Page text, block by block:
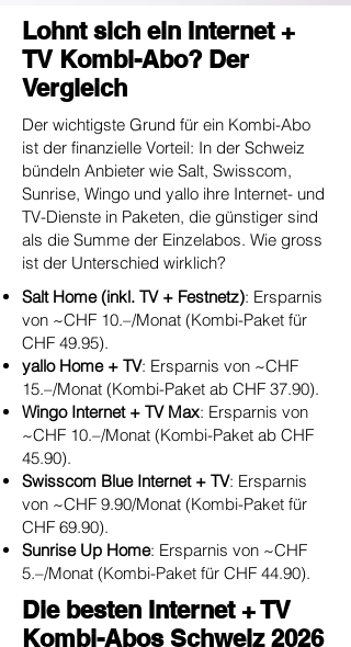
Lohnt sich ein Internet +
TV Kombi-Abo? Der
Vergleich
Der wichtigste Grund für ein Kombi-Abo
ist der finanzielle Vorteil: In der Schweiz
bündeln Anbieter wie Salt, Swisscom,
Sunrise, Wingo und yallo ihre Internet- und
TV-Dienste in Paketen, die günstiger sind
als die Summe der Einzelabos. Wie gross
ist der Unterschied wirklich?
Salt Home (inkl. TV + Festnetz): Ersparnis
von ~CHF 10.–/Monat (Kombi-Paket für
CHF 49.95).
yallo Home + TV: Ersparnis von ~CHF
15.–/Monat (Kombi-Paket ab CHF 37.90).
Wingo Internet + TV Max: Ersparnis von
~CHF 10.–/Monat (Kombi-Paket ab CHF
45.90).
Swisscom Blue Internet + TV: Ersparnis
von ~CHF 9.90/Monat (Kombi-Paket für
CHF 69.90).
Sunrise Up Home: Ersparnis von ~CHF
5.–/Monat (Kombi-Paket für CHF 44.90).
Die besten Internet + TV
Kombi-Abos Schweiz 2026